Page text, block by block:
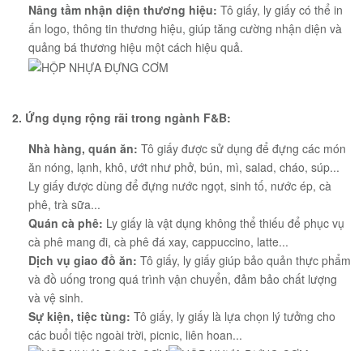
Nâng tầm nhận diện thương hiệu: Tô giấy, ly giấy có thể in
ấn logo, thông tin thương hiệu, giúp tăng cường nhận diện và
quảng bá thương hiệu một cách hiệu quả.
2. Ứng dụng rộng rãi trong ngành F&B:
Nhà hàng, quán ăn: Tô giấy được sử dụng để đựng các món
ăn nóng, lạnh, khô, ướt như phở, bún, mì, salad, cháo, súp...
Ly giấy được dùng để đựng nước ngọt, sinh tố, nước ép, cà
phê, trà sữa...
Quán cà phê: Ly giấy là vật dụng không thể thiếu để phục vụ
cà phê mang đi, cà phê đá xay, cappuccino, latte...
Dịch vụ giao đồ ăn: Tô giấy, ly giấy giúp bảo quản thực phẩm
và đồ uống trong quá trình vận chuyển, đảm bảo chất lượng
và vệ sinh.
Sự kiện, tiệc tùng: Tô giấy, ly giấy là lựa chọn lý tưởng cho
các buổi tiệc ngoài trời, picnic, liên hoan...